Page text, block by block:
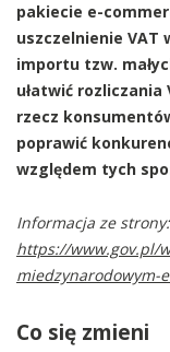
pakiecie e-
uszczelnienie
importu tzw.
ułatwić rozliczania
rzecz
poprawić
względem tych
Informacja ze strony:
https://www.gov.pl/
miedzynarodowym-
Co się zmieni